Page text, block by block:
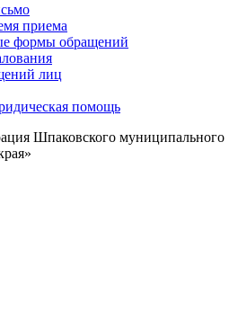
приема
формы обращений
лиц
помощь
Шпаковского муниципального